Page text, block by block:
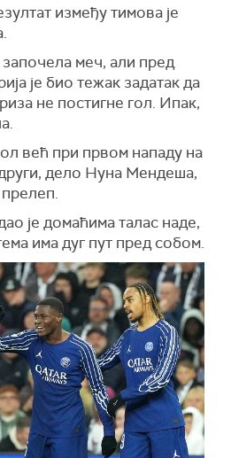
између тимова је
меч, али пред
је био тежак задатак да
не постигне гол. Ипак,
већ при првом нападу на
дело Нуна Мендеша,
прелеп.
је домаћима талас наде,
има дуг пут пред собом.